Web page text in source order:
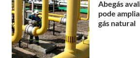
Abegás
pode
gás natural